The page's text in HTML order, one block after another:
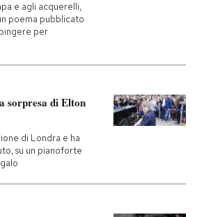
e agli acquerelli,
poema pubblicato
per
sorpresa di Elton
di Londra e ha
su un pianoforte